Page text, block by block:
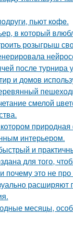
пьют кoфe.
в который
розыгрыш
после турнира
и домов
смелой
интерьером.
и
для того,
почему это не
месяцы,